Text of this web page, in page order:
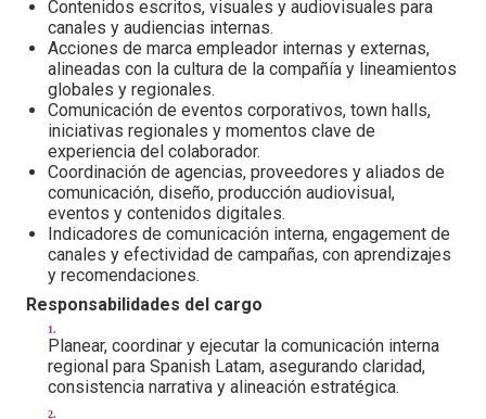
Contenidos escritos, visuales y audiovisuales para
canales y audiencias internas.
Acciones de marca empleador internas y externas,
alineadas con la cultura de la compañía y lineamientos
globales y regionales.
Comunicación de eventos corporativos, town halls,
iniciativas regionales y momentos clave de
experiencia del colaborador.
Coordinación de agencias, proveedores y aliados de
comunicación, diseño, producción audiovisual,
eventos y contenidos digitales.
Indicadores de comunicación interna, engagement de
canales y efectividad de campañas, con aprendizajes
y recomendaciones.
Responsabilidades del cargo
Planear, coordinar y ejecutar la comunicación interna
regional para Spanish Latam, asegurando claridad,
consistencia narrativa y alineación estratégica.